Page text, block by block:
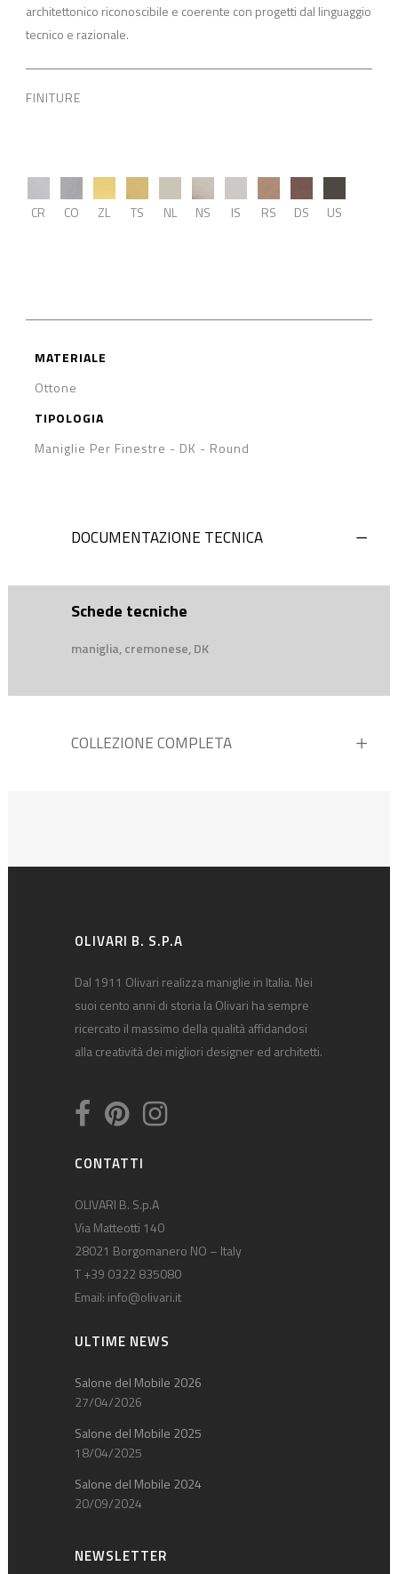
architettonico riconoscibile e coerente con progetti dal linguaggio
tecnico e razionale.
FINITURE
CR CO ZL TS NL NS IS RS DS US
MATERIALE
Ottone
TIPOLOGIA
Maniglie Per Finestre - DK - Round
DOCUMENTAZIONE TECNICA
Schede tecniche
maniglia, cremonese, DK
COLLEZIONE COMPLETA
OLIVARI B. S.P.A
Dal 1911 Olivari realizza maniglie in Italia. Nei
suoi cento anni di storia la Olivari ha sempre
ricercato il massimo della qualità affidandosi
alla creatività dei migliori designer ed architetti.
CONTATTI
OLIVARI B. S.p.A
Via Matteotti 140
28021 Borgomanero NO – Italy
T +39 0322 835080
Email: info@olivari.it
ULTIME NEWS
Salone del Mobile 2026
27/04/2026
Salone del Mobile 2025
18/04/2025
Salone del Mobile 2024
20/09/2024
NEWSLETTER